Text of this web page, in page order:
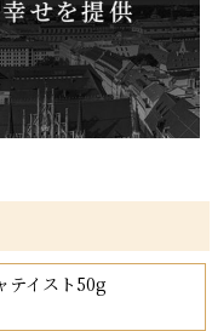
テイスト50g